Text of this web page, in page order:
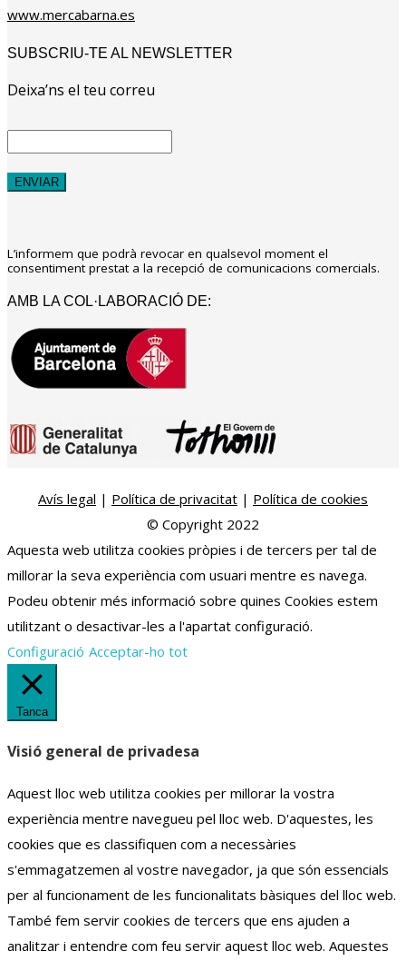
www.mercabarna.es
SUBSCRIU-TE AL NEWSLETTER
Deixa’ns el teu correu
L’informem que podrà revocar en qualsevol moment el
consentiment prestat a la recepció de comunicacions comercials.
AMB LA COL·LABORACIÓ DE:
Avís legal | Política de privacitat | Política de cookies
© Copyright 2022
Aquesta web utilitza cookies pròpies i de tercers per tal de
millorar la seva experiència com usuari mentre es navega.
Podeu obtenir més informació sobre quines Cookies estem
utilitzant o desactivar-les a l'apartat configuració.
Configuració Acceptar-ho tot
Tanca
Visió general de privadesa
Aquest lloc web utilitza cookies per millorar la vostra
experiència mentre navegueu pel lloc web. D'aquestes, les
cookies que es classifiquen com a necessàries
s'emmagatzemen al vostre navegador, ja que són essencials
per al funcionament de les funcionalitats bàsiques del lloc web.
També fem servir cookies de tercers que ens ajuden a
analitzar i entendre com feu servir aquest lloc web. Aquestes